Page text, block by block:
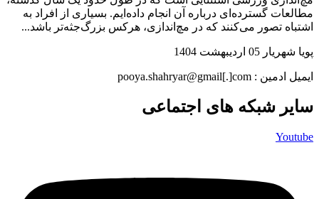
مطالعات گسترده‌ای درباره‌ آن انجام داده‌ایم. بسیاری از افراد به
اشتباه تصور می‌کنند که در مچ‌اندازی، هرکس بزرگ‌جثه‌تر باشد...
پویا شهریار 05 اردیبهشت 1404
ایمیل ادمین : pooya.shahryar@gmail[.]com
سایر شبکه های اجتماعی
Youtube